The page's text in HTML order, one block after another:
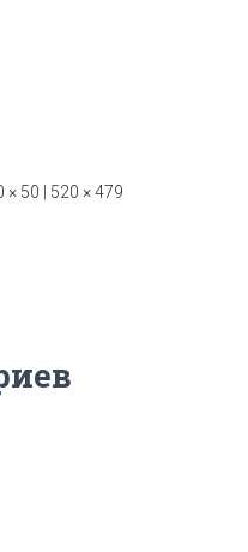
× 50 520 × 479